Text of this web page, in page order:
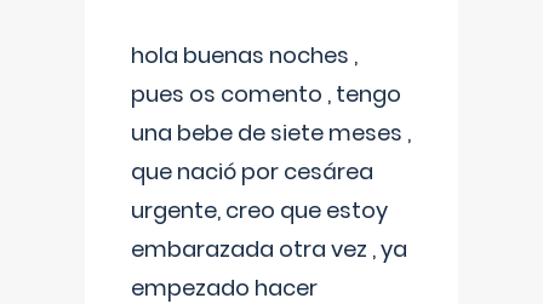
hola buenas noches ,
pues os comento , tengo
una bebe de siete meses ,
que nació por cesárea
urgente, creo que estoy
embarazada otra vez , ya
empezado hacer